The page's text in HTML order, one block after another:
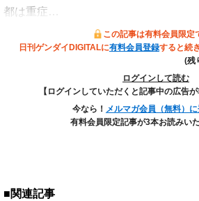
都は重症…
この記事は有料会員限定
日刊ゲンダイDIGITALに有料会員登録すると続
(残
ログインして読む
【ログインしていただくと記事中の広告が
今なら！ メルマガ会員（無料）
有料会員限定記事が3本お読みいた
■関連記事